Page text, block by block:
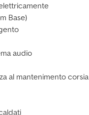
Base)
audio
al mantenimento corsia